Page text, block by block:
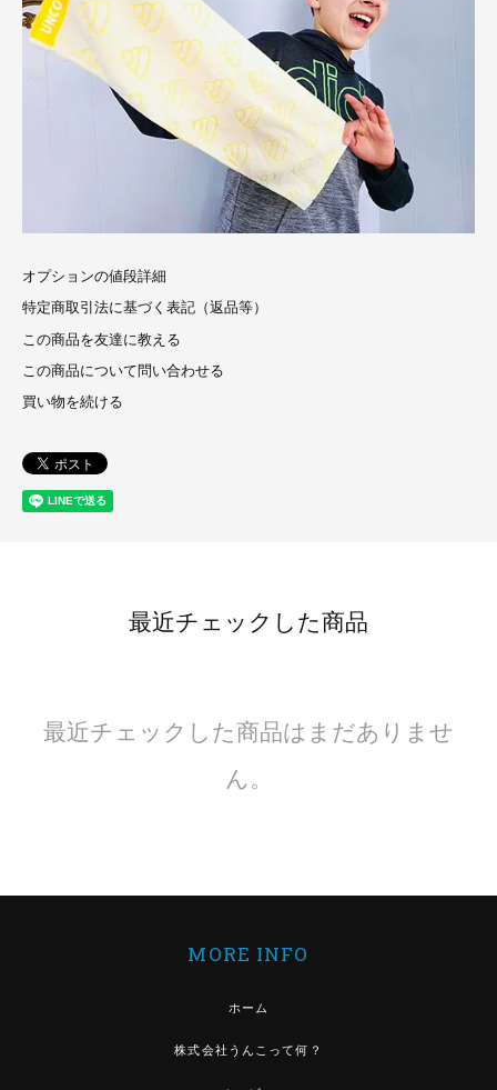
オプションの値段詳細
特定商取引法に基づく表記（返品等）
この商品を友達に教える
この商品について問い合わせる
買い物を続ける
最近チェックした商品
最近チェックした商品はまだありませ
ん。
MORE INFO
ホーム
株式会社うんこって何？